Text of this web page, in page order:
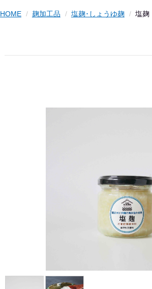
HOME 麹加工品 塩麹･しょうゆ麹 塩麹